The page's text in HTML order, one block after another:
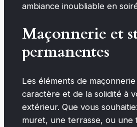
ambiance inoubliable en
Maçonnerie et
permanentes
Les éléments de
caractère et de la solidité à
extérieur. Que vous
muret, une terrasse, ou une